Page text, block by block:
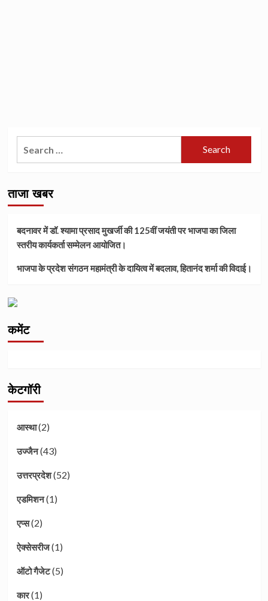
ताजा खबर
बदनावर में डॉ. श्यामा प्रसाद मुखर्जी की 125वीं जयंती पर भाजपा का जिला
स्तरीय कार्यकर्ता सम्मेलन आयोजित।
भाजपा के प्रदेश संगठन महामंत्री के दायित्व में बदलाव, हितानंद शर्मा की विदाई।
कमेंट
केटगॉरी
आस्था(2)
उज्जैन(43)
उत्तरप्रदेश(52)
एडमिशन(1)
एप्स(2)
ऐक्सेसरीज(1)
ऑटो गैजेट(5)
कार(1)